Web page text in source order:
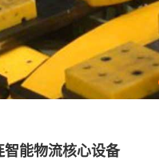
智能物流核心设备